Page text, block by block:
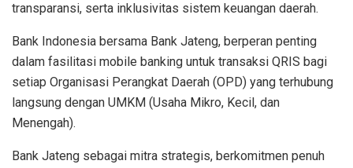
transparansi, serta inklusivitas sistem keuangan daerah.
Bank Indonesia bersama Bank Jateng, berperan penting
dalam fasilitasi mobile banking untuk transaksi QRIS bagi
setiap Organisasi Perangkat Daerah (OPD) yang terhubung
langsung dengan UMKM (Usaha Mikro, Kecil, dan
Menengah).
Bank Jateng sebagai mitra strategis, berkomitmen penuh